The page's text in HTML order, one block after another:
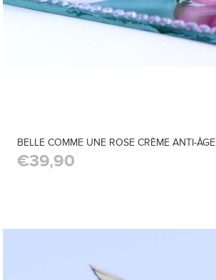
BELLE COMME UNE ROSE CRÈME ANTI-ÂGE
€39,90